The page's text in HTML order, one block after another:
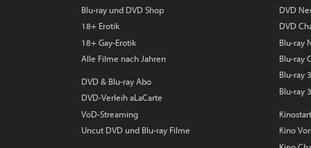
Blu-ray und DVD Shop
18+ Erotik
18+ Gay-Erotik
Alle Filme nach Jahren
DVD & Blu-ray Abo
DVD-Verleih aLaCarte
VoD-Streaming
Uncut DVD und Blu-ray Filme
DVD
DVD
Blu-ray
Blu-ray
Blu-ray
Blu-ray
Kino